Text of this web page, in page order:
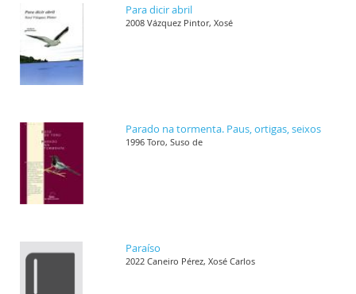
Para dicir abril
2008 Vázquez Pintor, Xosé
Parado na tormenta. Paus, ortigas, seixos
1996 Toro, Suso de
Paraíso
2022 Caneiro Pérez, Xosé Carlos